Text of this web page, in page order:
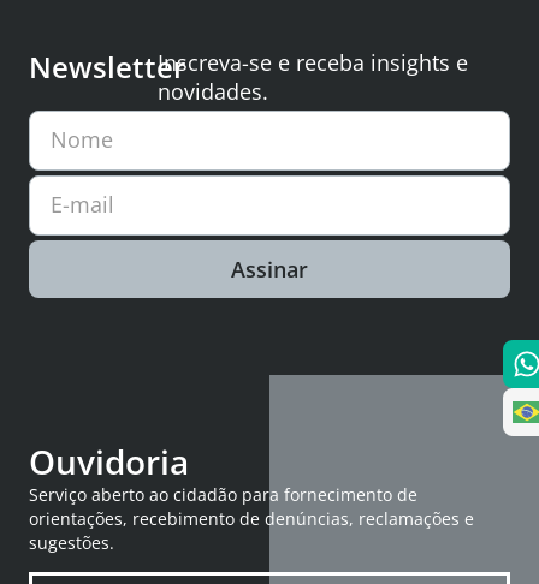
NewsletterInscreva-se e receba insights e
novidades.
Nome
E-mail
Assinar
Ouvidoria
Serviço aberto ao cidadão para fornecimento de
orientações, recebimento de denúncias, reclamações e
sugestões.